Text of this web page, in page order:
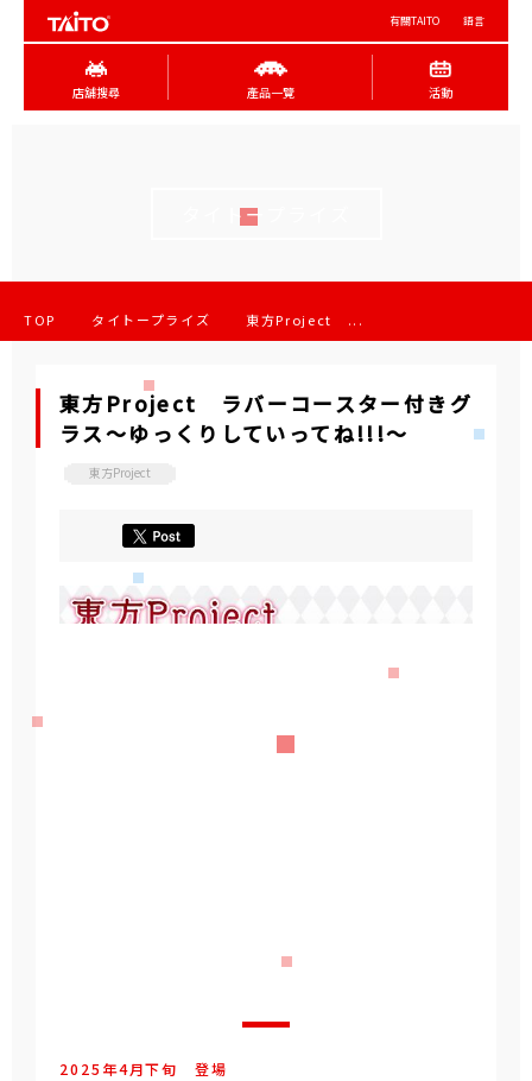
有關TAITO 語言
店舖搜尋 產品一覽 活動
タイトープライズ
TOP タイトープライズ 東方Project ...
東方Project ラバーコースター付きグ
ラス～ゆっくりしていってね!!!～
東方Project
2025年4月下旬 登場